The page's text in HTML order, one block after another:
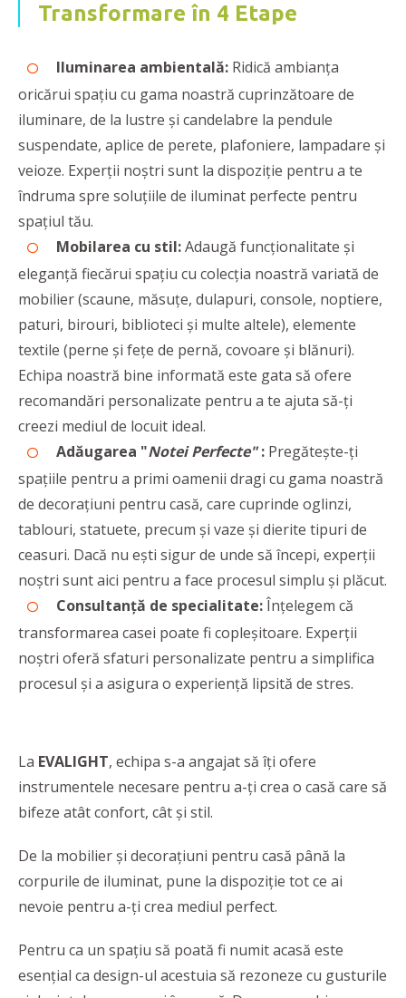
Transformare în 4 Etape
Iluminarea ambientală: Ridică ambianța
oricărui spațiu cu gama noastră cuprinzătoare de
iluminare, de la lustre și candelabre la pendule
suspendate, aplice de perete, plafoniere, lampadare și
veioze. Experții noștri sunt la dispoziție pentru a te
îndruma spre soluțiile de iluminat perfecte pentru
spațiul tău.
Mobilarea cu stil:Adaugă funcționalitate și
eleganță fiecărui spațiu cu colecția noastră variată de
mobilier (scaune, măsuțe, dulapuri, console, noptiere,
paturi, birouri, biblioteci și multe altele), elemente
textile (perne și fețe de pernă, covoare și blănuri).
Echipa noastră bine informată este gata să ofere
recomandări personalizate pentru a te ajuta să-ți
creezi mediul de locuit ideal.
Adăugarea "Notei Perfecte": Pregătește-ți
spațiile pentru a primi oamenii dragi cu gama noastră
de decorațiuni pentru casă, care cuprinde oglinzi,
tablouri, statuete, precum și vaze și dierite tipuri de
ceasuri. Dacă nu ești sigur de unde să începi, experții
noștri sunt aici pentru a face procesul simplu și plăcut.
Consultanță de specialitate:Înțelegem că
transformarea casei poate fi copleșitoare. Experții
noștri oferă sfaturi personalizate pentru a simplifica
procesul și a asigura o experiență lipsită de stres.
La EVALIGHT, echipa s-a angajat să îți ofere
instrumentele necesare pentru a-ți crea o casă care să
bifeze atât confort, cât și stil.
De la mobilier și decorațiuni pentru casă până la
corpurile de iluminat, pune la dispoziție tot ce ai
nevoie pentru a-ți crea mediul perfect.
Pentru ca un spațiu să poată fi numit acasă este
esențial ca design-ul acestuia să rezoneze cu gusturile